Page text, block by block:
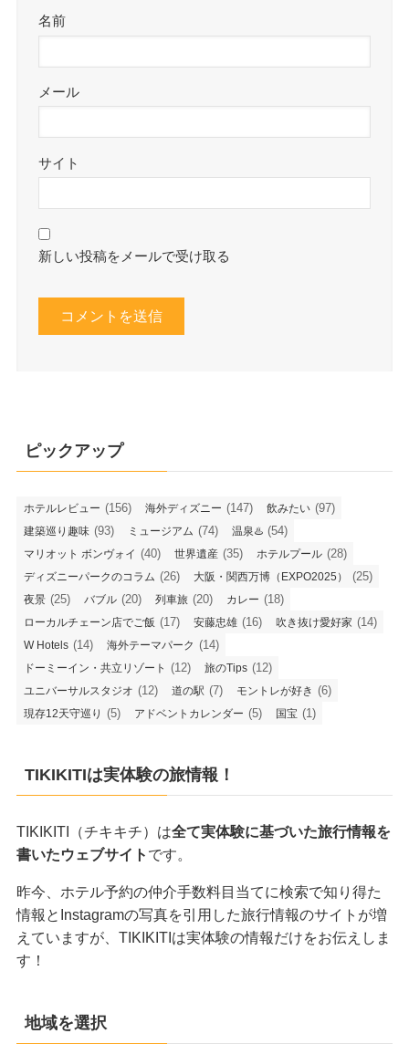
名前
メール
サイト
新しい投稿をメールで受け取る
ピックアップ
ホテルレビュー (156) 海外ディズニー (147) 飲みたい (97)
建築巡り趣味 (93) ミュージアム (74) 温泉♨️ (54)
マリオット ボンヴォイ (40) 世界遺産 (35) ホテルプール (28)
ディズニーパークのコラム (26) 大阪・関西万博（EXPO2025） (25)
夜景 (25) バブル (20) 列車旅 (20) カレー (18)
ローカルチェーン店でご飯 (17) 安藤忠雄 (16) 吹き抜け愛好家 (14)
W Hotels (14) 海外テーマパーク (14)
ドーミーイン・共立リゾート (12) 旅のTips (12)
ユニバーサルスタジオ (12) 道の駅 (7) モントレが好き (6)
現存12天守巡り (5) アドベントカレンダー (5) 国宝 (1)
TIKIKITIは実体験の旅情報！
TIKIKITI（チキキチ）は全て実体験に基づいた旅行情報を
書いたウェブサイト です。
昨今、ホテル予約の仲介手数料目当てに検索で知り得た
情報とInstagramの写真を引用した旅行情報のサイトが増
えていますが、TIKIKITIは実体験の情報だけをお伝えしま
す！
地域を選択